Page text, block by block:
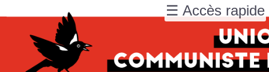
☰ Accès rapide